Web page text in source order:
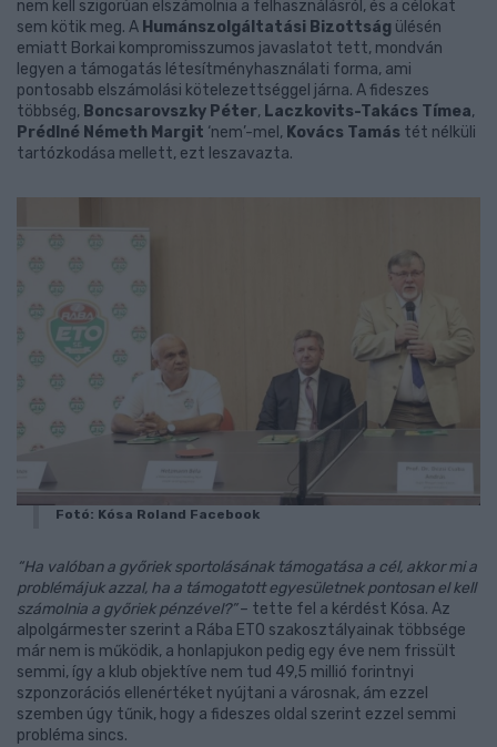
nem kell szigorúan elszámolnia a felhasználásról, és a célokat
sem kötik meg. A Humánszolgáltatási Bizottság ülésén
emiatt Borkai kompromisszumos javaslatot tett, mondván
legyen a támogatás létesítményhasználati forma, ami
pontosabb elszámolási kötelezettséggel járna. A fideszes
többség, Boncsarovszky Péter, Laczkovits-Takács Tímea,
Prédlné Németh Margit ‘nem’-mel, Kovács Tamás tét nélküli
tartózkodása mellett, ezt leszavazta.
Fotó: Kósa Roland Facebook
“Ha valóban a győriek sportolásának támogatása a cél, akkor mi a
problémájuk azzal, ha a támogatott egyesületnek pontosan el kell
számolnia a győriek pénzével?”– tette fel a kérdést Kósa. Az
alpolgármester szerint a Rába ETO szakosztályainak többsége
már nem is működik, a honlapjukon pedig egy éve nem frissült
semmi, így a klub objektíve nem tud 49,5 millió forintnyi
szponzorációs ellenértéket nyújtani a városnak, ám ezzel
szemben úgy tűnik, hogy a fideszes oldal szerint ezzel semmi
probléma sincs.